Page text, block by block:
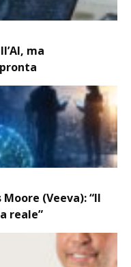
ma
(Veeva): “Il
reale”